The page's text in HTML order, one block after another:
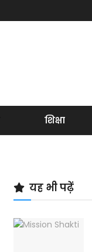
शिक्षा
यह भी पढ़ें